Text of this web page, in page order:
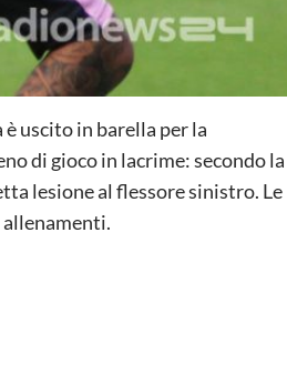
uscito in barella per la
di gioco in lacrime: secondo la
lesione al flessore sinistro. Le